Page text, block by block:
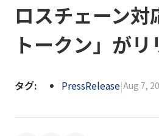
ロスチェーン対
トークン」がリ
タグ: PressRelease|Aug 7,